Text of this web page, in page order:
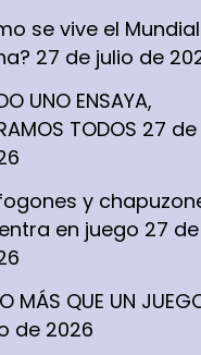
se vive el
27 de julio de
UNO ENSAYA,
TODOS 27
y
en juego 27
MÁS QUE UN
de 2026